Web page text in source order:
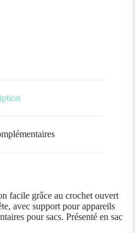
facile grâce au crochet ouvert
avec support pour appareils
pour sacs. Présenté en sac